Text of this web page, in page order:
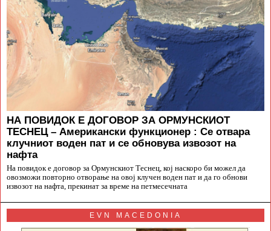
НА ПОВИДОК Е ДОГОВОР ЗА ОРМУНСКИОТ
ТЕСНЕЦ – Американски функционер : Се отвара
клучниот воден пат и се обновува извозот на
нафта
На повидок е договор за Ормунскиот Теснец, кој наскоро би можел да
овозможи повторно отворање на овој клучен воден пат и да го обнови
извозот на нафта, прекинат за време на петмесечната
EVN MACEDONIA